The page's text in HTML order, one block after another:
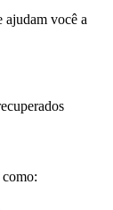
ajudam você a
como: